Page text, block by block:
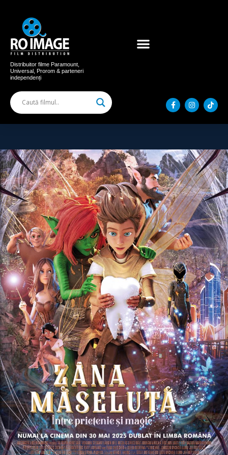
Distribuitor filme Paramount,
Universal, Prorom & parteneri
independenți